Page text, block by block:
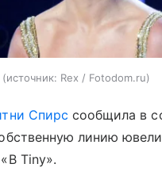
источник: Rex / Fotodom.ru
Спирс сообщила в
линию
Tiny».